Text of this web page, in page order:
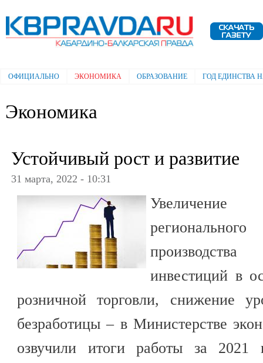
Электронная газета "Кабардино-
Балкарская правда"
Главное меню
ОФИЦИАЛЬНО ЭКОНОМИКА ОБРАЗОВАНИЕ ГОД ЕДИНСТВА
Экономика
Устойчивый рост и развитие
31 марта, 2022 - 10:31
инвестиций в
розничной торговли, снижение
безработицы – в Министерстве
озвучили итоги работы за 2021